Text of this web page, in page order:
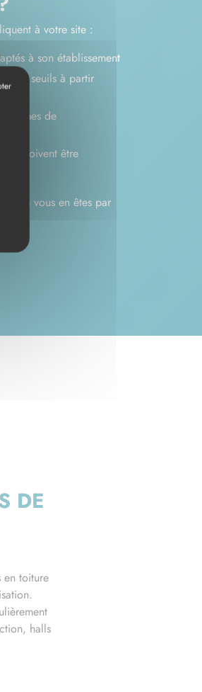
à votre site :
à son établissement
les seuils à partir
de
doivent être
où vous en êtes par
DE
en toiture
halls